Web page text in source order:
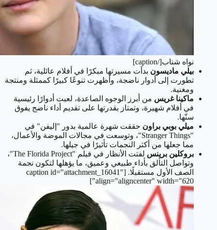
نواه شناب[/caption]
بيلي ماديسون بدأت مسيرتها مبكرًا في أفلام عائلية، ثم
تطورت إلى أدوار ناضجة، وأظهرت تنوعًا كبيرًا كممثلة ومنتجة
ومغنية.
ماكينا غريس من أبرز الوجوه الصاعدة، لعبت أدوارًا رئيسية
في أفلام شهيرة، وتمتاز بقدرتها على تقديم أداء ناضج يفوق
سنّها.
ميلي بوبي براون حققت شهرة عالمية بدور "إليفن" في
"Stranger Things"، وتوسعت في مجالات الموضة والأعمال،
مما جعلها من أكثر النجمات تأثيرًا في جيلها.
بروكلين برينس
لفتت الأنظار في فيلم "The Florida Project"،
وتواصل التألق بأداء طبيعي وعميق، ما يؤهلها لتكون نجمة
الصف الأول مستقبلًا.
[caption id="attachment_16041"
align="aligncenter" width="620"]